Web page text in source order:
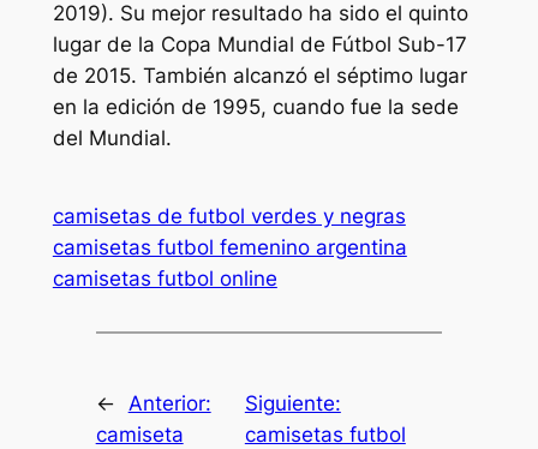
2019). Su mejor resultado ha sido el quinto
lugar de la Copa Mundial de Fútbol Sub-17
de 2015. También alcanzó el séptimo lugar
en la edición de 1995, cuando fue la sede
del Mundial.
camisetas de futbol verdes y negras
camisetas futbol femenino argentina
camisetas futbol online
← Anterior:
camiseta
Siguiente:
camisetas futbol